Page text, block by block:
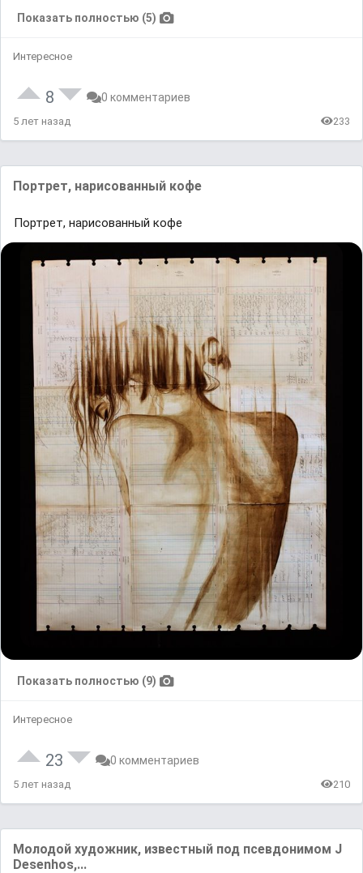
Показать полностью (5)
Интересное
8 0 комментариев
5 лет назад 233
Портрет, нарисованный кофе
Портрет, нарисованный кофе
Показать полностью (9)
Интересное
23 0 комментариев
5 лет назад 210
Молодой художник, известный под псевдонимом J
Desenhos,...